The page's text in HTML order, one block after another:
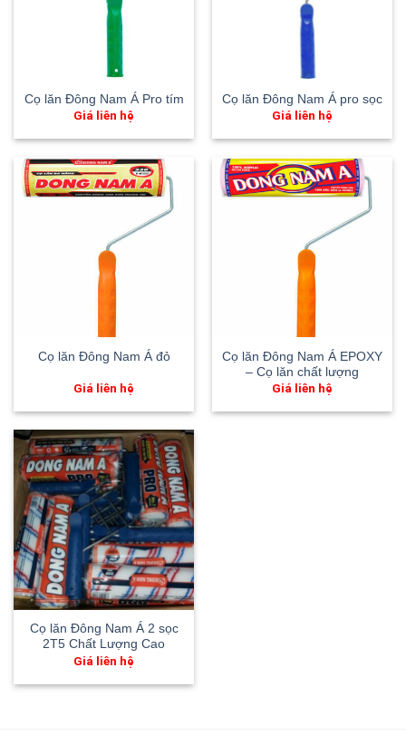
Cọ lăn Đông Nam Á Pro tím
Giá liên hệ
Cọ lăn Đông Nam Á pro sọc
Giá liên hệ
Cọ lăn Đông Nam Á đỏ
Giá liên hệ
Cọ lăn Đông Nam Á EPOXY
– Cọ lăn chất lượng
Giá liên hệ
Cọ lăn Đông Nam Á 2 sọc
2T5 Chất Lượng Cao
Giá liên hệ